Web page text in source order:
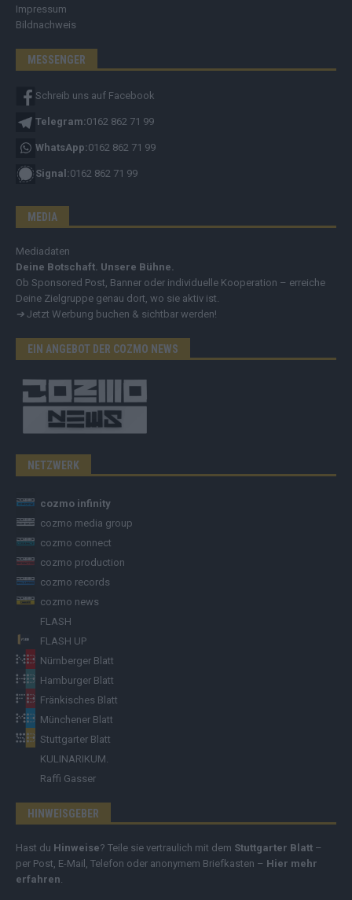
Impressum
Bildnachweis
MESSENGER
Schreib uns auf Facebook
Telegram:0162 862 71 99
WhatsApp:0162 862 71 99
Signal:0162 862 71 99
MEDIA
Mediadaten
Deine Botschaft. Unsere Bühne.
Ob Sponsored Post, Banner oder individuelle Kooperation – erreiche
Deine Zielgruppe genau dort, wo sie aktiv ist.
➔ Jetzt Werbung buchen & sichtbar werden!
EIN ANGEBOT DER COZMO NEWS
NETZWERK
cozmo infinity
cozmo media group
cozmo connect
cozmo production
cozmo records
cozmo news
FLASH
FLASH UP
Nürnberger Blatt
Hamburger Blatt
Fränkisches Blatt
Münchener Blatt
Stuttgarter Blatt
KULINARIKUM.
Raffi Gasser
HINWEISGEBER
Hast du Hinweise? Teile sie vertraulich mit dem Stuttgarter Blatt –
per Post, E-Mail, Telefon oder anonymem Briefkasten – Hier mehr
erfahren.